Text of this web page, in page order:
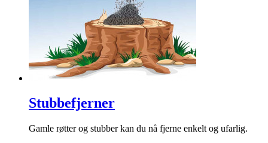
Stubbefjerner
Gamle røtter og stubber kan du nå fjerne enkelt og ufarlig.